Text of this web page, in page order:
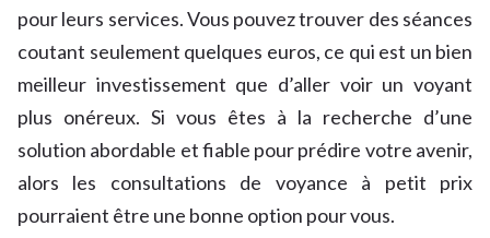
pour leurs services. Vous pouvez trouver des séances
coutant seulement quelques euros, ce qui est un bien
meilleur investissement que d’aller voir un voyant
plus onéreux. Si vous êtes à la recherche d’une
solution abordable et fiable pour prédire votre avenir,
alors les consultations de voyance à petit prix
pourraient être une bonne option pour vous.